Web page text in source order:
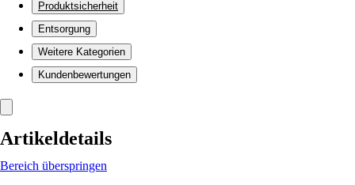
Produktsicherheit
Entsorgung
Weitere Kategorien
Kundenbewertungen
Artikeldetails
Bereich überspringen